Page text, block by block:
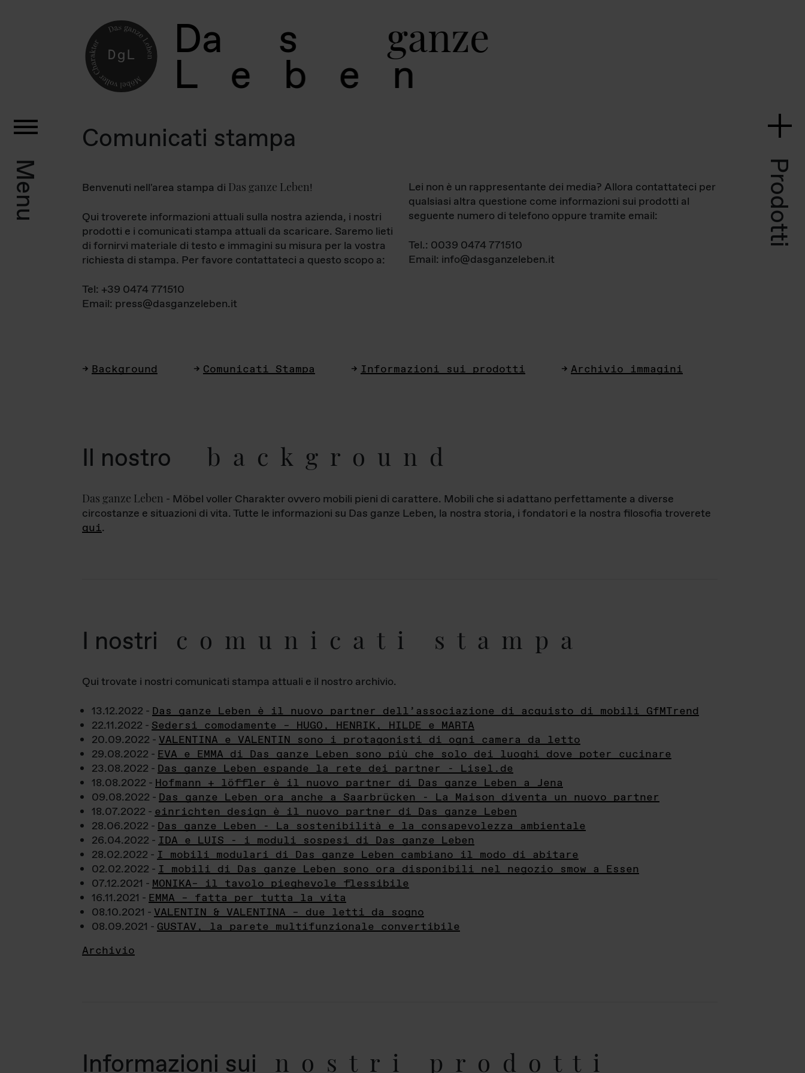
Da s ganz
L e b e
Menu Prodotti
Comunicati stampa
Benvenuti nell'area stampa di Das ganze Leben!
Qui troverete informazioni attuali sulla nostra azienda, i nostri
prodotti e i comunicati stampa attuali da scaricare. Saremo lieti
di fornirvi materiale di testo e immagini su misura per la vostra
richiesta di stampa. Per favore contattateci a questo scopo a:
Tel: +39 0474 771510
Email: press@dasganzeleben.it
Lei non è un rappresentante dei media? Allora contattateci per
qualsiasi altra questione come informazioni sui prodotti al
seguente numero di telefono oppure tramite email:
Tel.: 0039 0474 771510
Email: info@dasganzeleben.it
Background Comunicati Stampa Informazioni sui prodotti Archivio immagini
Il nostro background
Das ganze Leben - Möbel voller Charakter ovvero mobili pieni di carattere. Mobili che si adattano perfettamente a diverse
circostanze e situazioni di vita. Tutte le informazioni su Das ganze Leben, la nostra storia, i fondatori e la nostra filosofia troverete
qui.
I nostri comunicati stampa
Qui trovate i nostri comunicati stampa attuali e il nostro archivio.
13.12.2022 - Das ganze Leben è il nuovo partner dell’associazione di acquisto di mobili GfMTrend
22.11.2022 - Sedersi comodamente – HUGO, HENRIK, HILDE e MARTA
20.09.2022 - VALENTINA e VALENTIN sono i protagonisti di ogni camera da letto
29.08.2022 - EVA e EMMA di Das ganze Leben sono più che solo dei luoghi dove poter cucinare
23.08.2022 - Das ganze Leben espande la rete dei partner - Lisel.de
18.08.2022 - Hofmann + löffler è il nuovo partner di Das ganze Leben a Jena
09.08.2022 - Das ganze Leben ora anche a Saarbrücken - La Maison diventa un nuovo partner
18.07.2022 - einrichten design è il nuovo partner di Das ganze Leben
28.06.2022 - Das ganze Leben - La sostenibilità e la consapevolezza ambientale
26.04.2022 - IDA e LUIS - i moduli sospesi di Das ganze Leben
28.02.2022 - I mobili modulari di Das ganze Leben cambiano il modo di abitare
02.02.2022 - I mobili di Das ganze Leben sono ora disponibili nel negozio smow a Essen
07.12.2021 - MONIKA– il tavolo pieghevole flessibile
16.11.2021 - EMMA – fatta per tutta la vita
08.10.2021 - VALENTIN & VALENTINA – due letti da sogno
08.09.2021 - GUSTAV, la parete multifunzionale convertibile
Archivio
Informazioni sui nostri prodotti